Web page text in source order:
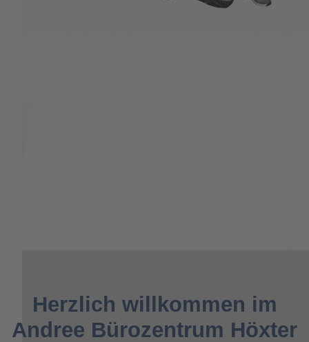
Herzlich willkommen im
Andree Bürozentrum Höxter